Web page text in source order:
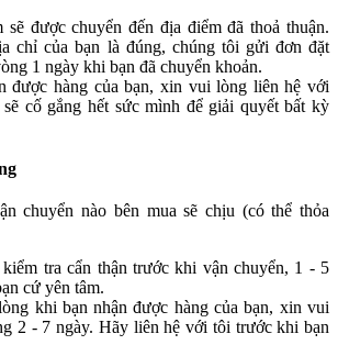
sẽ được chuyển đến địa điểm đã thoả thuận.
chỉ của bạn là đúng, chúng tôi gửi đơn đặt
1 ngày khi bạn đã chuyển khoản.
được hàng của bạn, xin vui lòng liên hệ với
cố gắng hết sức mình để giải quyết bất kỳ
chuyển nào bên mua sẽ chịu (có thể thỏa
tra cẩn thận trước khi vận chuyển, 1 - 5
cứ yên tâm.
khi bạn nhận được hàng của bạn, xin vui
2 - 7 ngày. Hãy liên hệ với tôi trước khi bạn